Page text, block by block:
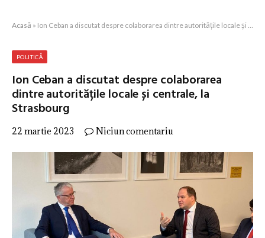
Acasă » Ion Ceban a discutat despre colaborarea dintre autoritățile locale și centrale, la Strasbourg
POLITICĂ
Ion Ceban a discutat despre colaborarea
dintre autoritățile locale și centrale, la
Strasbourg
22 martie 2023 Niciun comentariu